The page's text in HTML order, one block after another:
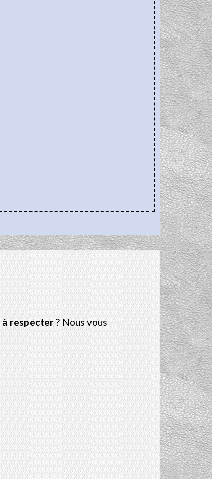
respecter? Nous vous